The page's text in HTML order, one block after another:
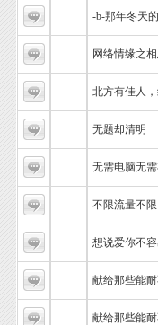
-b-那年冬天
网络情缘之
北方有佳人
无题却清明
无需电脑无
不限流量不
想说爱你不
献给那些能
献给那些能